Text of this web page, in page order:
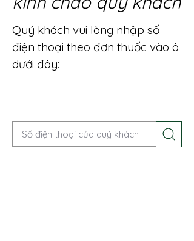
Quý khách vui lòng nhập số
điện thoại theo đơn thuốc vào ô
dưới đây: